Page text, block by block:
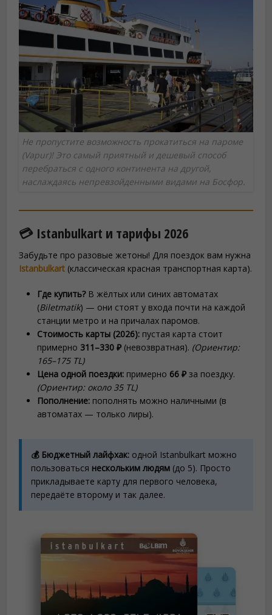
Не пропустите возможность прокатиться на пароме
(Vapur)! Это самый приятный и дешевый способ
перебраться с одного континента на другой,
наслаждаясь непревзойденными видами на Босфор.
💳 Istanbulkart и тарифы 2026
Забудьте про разовые жетоны! Для поездок вам нужна
Istanbulkart (классическая красная транспортная карта).
Где купить?В жёлтых или синих автоматах
(Biletmatik) — они стоят у входа почти на каждой
станции метро и на причалах паромов.
Стоимость карты (2026): пустая карта стоит
примерно 311–330 ₽ (невозвратная). (Ориентир:
165–175 TL)
Цена одной поездки: примерно 66 ₽ за поездку.
(Ориентир: около 35 TL)
Пополнение: пополнять можно наличными (в
автоматах — только лиры).
💰 Бюджетный лайфхак: одной Istanbulkart можно
пользоваться нескольким людям (до 5). Просто
прикладываете карту для первого человека,
передаёте второму и так далее.